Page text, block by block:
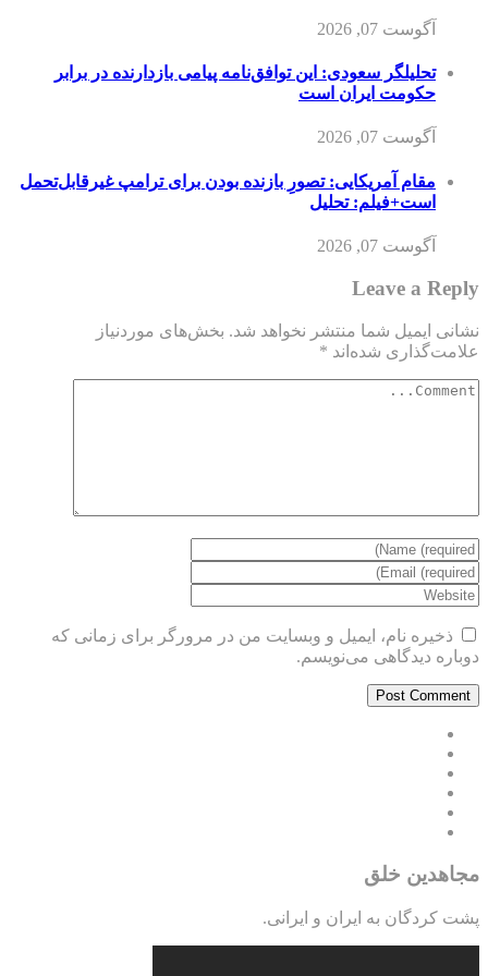
آگوست 07, 2026
تحلیلگر سعودی: این توافق‌نامه پیامی بازدارنده در برابر
حکومت ایران است
آگوست 07, 2026
مقام آمریکایی: تصورِ بازنده بودن برای ترامپ غیرقابل‌تحمل
است+فیلم: تحلیل
آگوست 07, 2026
Leave a Reply
نشانی ایمیل شما منتشر نخواهد شد. بخش‌های موردنیاز
علامت‌گذاری شده‌اند *
ذخیره نام، ایمیل و وبسایت من در مرورگر برای زمانی که
دوباره دیدگاهی می‌نویسم.
مجاهدین خلق
پشت کردگان به ایران و ایرانی.